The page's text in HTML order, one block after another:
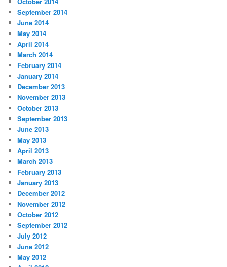
September 2014
June 2014
May 2014
April 2014
March 2014
February 2014
January 2014
December 2013
November 2013
October 2013
September 2013
June 2013
May 2013
April 2013
March 2013
February 2013
January 2013
December 2012
November 2012
October 2012
September 2012
July 2012
June 2012
May 2012